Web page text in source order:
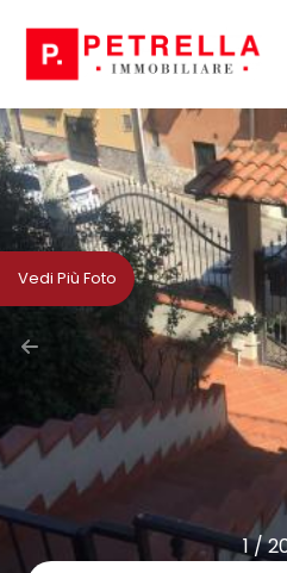
1/
Vedi Più Foto
HOME
CHI
SIAMO
IN
VENDITA
AFFITTO
NEWS
CONTATTI
Codice
Contratto
Qualsiasi
Vendita
Scegli
dove
cercare